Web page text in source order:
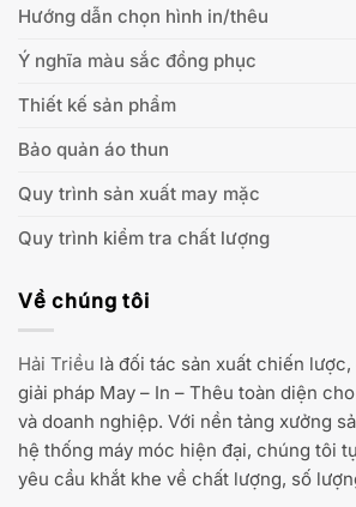
Hướng dẫn chọn hình in/thêu
Ý nghĩa màu sắc đồng phục
Thiết kế sản phẩm
Bảo quản áo thun
Quy trình sản xuất may mặc
Quy trình kiểm tra chất lượng
Về chúng tôi
Hải Triều là đối tác sản xuất chiến
giải pháp May – In – Thêu toàn diện
và doanh nghiệp. Với nền tảng xưởng
hệ thống máy móc hiện đại, chúng tôi
yêu cầu khắt khe về chất lượng, số